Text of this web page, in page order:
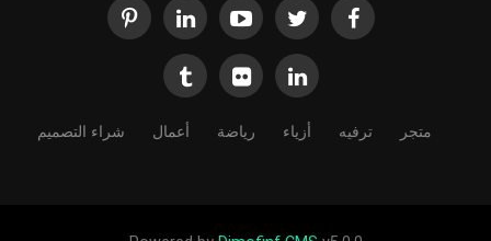
متجر ترفيه أزياء رياضة أعمال شراء التصميم